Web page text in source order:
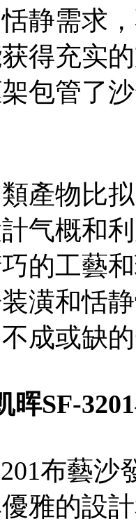
静需求
得充实
包管了
產物比
气概和
的工藝
潢和恬
成或缺
晖SF-
布藝
雅的設